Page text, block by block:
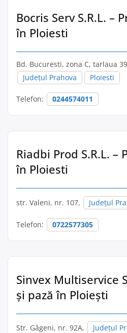
Bocris Serv S.R.L. –
în Ploiesti
Bd. Bucuresti, zona C, tarlaua
Județul Prahova
Ploiesti
Telefon: 0244574011
Riadbi Prod S.R.L. –
în Ploiesti
str. Valeni, nr. 107, Județul
Telefon: 0722577305
Sinvex Multiservice
și pază în Ploieşti
Str. Găgeni, nr. 92A, Județul